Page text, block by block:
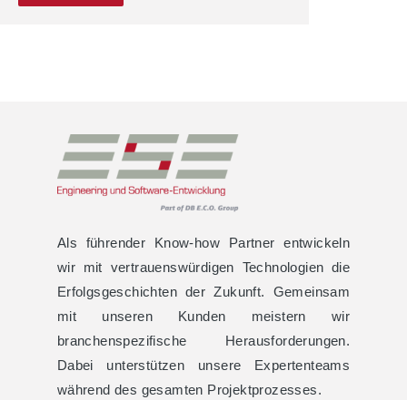
Als führender Know-how Partner entwickeln
wir mit vertrauenswürdigen Technologien die
Erfolgsgeschichten der Zukunft. Gemeinsam
mit unseren Kunden meistern wir
branchenspezifische Herausforderungen.
Dabei unterstützen unsere Expertenteams
während des gesamten Projektprozesses.